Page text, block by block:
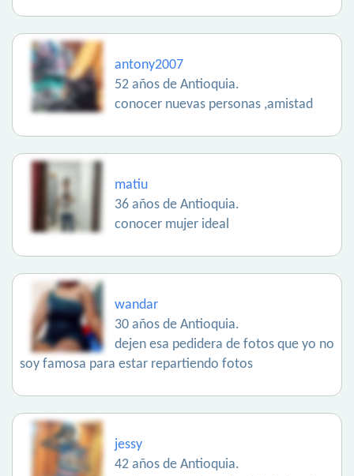
antony2007
52 años de Antioquia.
conocer nuevas personas ,amistad
matiu
36 años de Antioquia.
conocer mujer ideal
wandar
30 años de Antioquia.
dejen esa pedidera de fotos que yo no
soy famosa para estar repartiendo fotos
jessy
42 años de Antioquia.